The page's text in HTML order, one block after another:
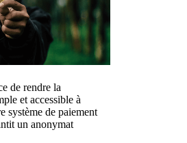
de rendre la
et accessible à
système de paiement
un anonymat